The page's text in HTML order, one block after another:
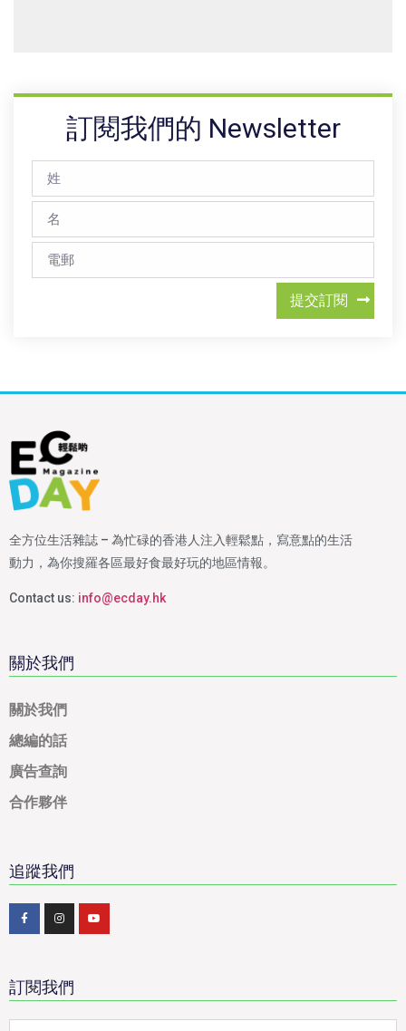
訂閱我們的 Newsletter
提交訂閱
全方位生活雜誌 – 為忙碌的香港人注入輕鬆點，寫意點的生活
動力，為你搜羅各區最好食最好玩的地區情報。
Contact us: info@ecday.hk
關於我們
關於我們
總編的話
廣告查詢
合作夥伴
追蹤我們
訂閱我們